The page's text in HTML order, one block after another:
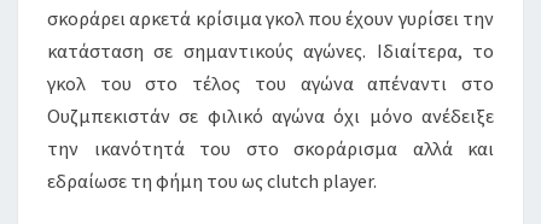
σκοράρει αρκετά κρίσιμα γκολ που έχουν γυρίσει την
κατάσταση σε σημαντικούς αγώνες. Ιδιαίτερα, το
γκολ του στο τέλος του αγώνα απέναντι στο
Ουζμπεκιστάν σε φιλικό αγώνα όχι μόνο ανέδειξε
την ικανότητά του στο σκοράρισμα αλλά και
εδραίωσε τη φήμη του ως clutch player.